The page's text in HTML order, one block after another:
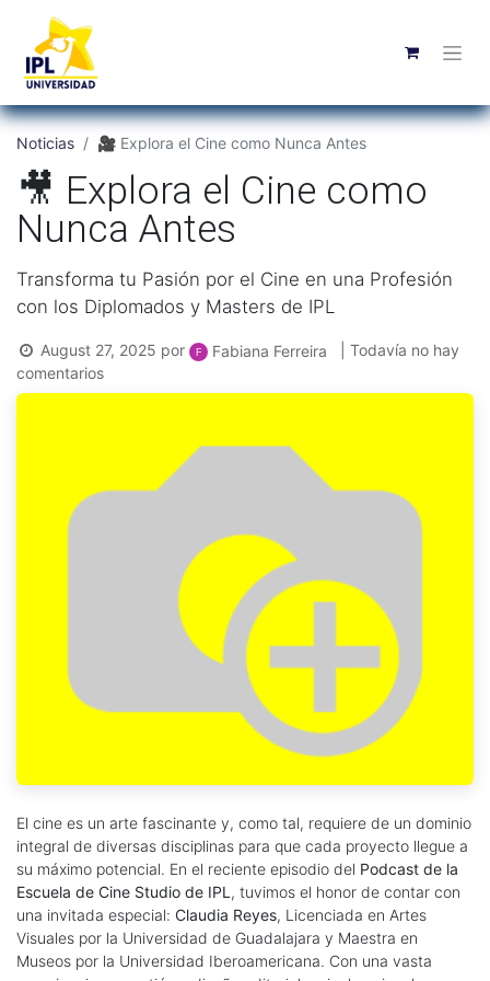
Noticias 🎥 Explora el Cine como Nunca Antes
🎥 Explora el Cine como
Nunca Antes
Transforma tu Pasión por el Cine en una Profesión
con los Diplomados y Masters de IPL
August 27, 2025 por Fabiana Ferreira
| Todavía no hay
comentarios
El cine es un arte fascinante y, como tal, requiere de un dominio
integral de diversas disciplinas para que cada proyecto llegue a
su máximo potencial. En el reciente episodio del Podcast de la
Escuela de Cine Studio de IPL , tuvimos el honor de contar con
una invitada especial: Claudia Reyes, Licenciada en Artes
Visuales por la Universidad de Guadalajara y Maestra en
Museos por la Universidad Iberoamericana. Con una vasta